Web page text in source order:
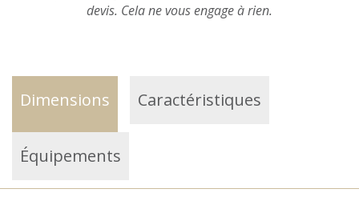
devis. Cela ne vous engage à rien.
Dimensions Caractéristiques
Équipements